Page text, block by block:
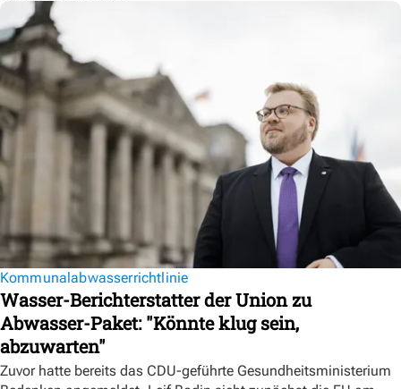
Kommunalabwasserrichtlinie
Wasser-Berichterstatter der Union zu
Abwasser-Paket: "Könnte klug sein,
abzuwarten"
Zuvor hatte bereits das CDU-geführte Gesundheitsministerium